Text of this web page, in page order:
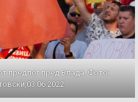
предлог пред Влада. Фото: